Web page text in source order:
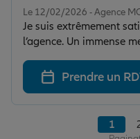
Le 12/02/2026 - Agence
Je suis extrêmement
l’agence. Un immense
pour leur
équipe au top. Leur
qualité de leurs
prennent le temps
et proposent des
mes besoins. On se
Prendre un
1